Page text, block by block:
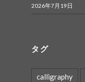
2026年7月19日
タグ
calligraphy